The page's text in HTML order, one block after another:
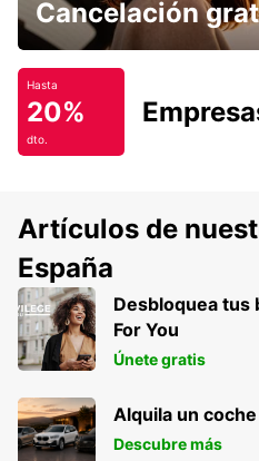
Cancelación
Hasta
20%
dto.
Artículos de
España
Desbloquea tus
For You
Únete gratis
Alquila un
Descubre más